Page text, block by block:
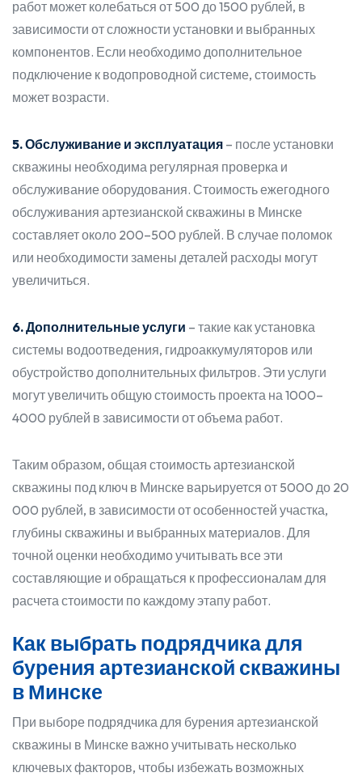
работ может колебаться от 500 до 1500 рублей, в
зависимости от сложности установки и выбранных
компонентов. Если необходимо дополнительное
подключение к водопроводной системе, стоимость
может возрасти.
5. Обслуживание и эксплуатация – после установки
скважины необходима регулярная проверка и
обслуживание оборудования. Стоимость ежегодного
обслуживания артезианской скважины в Минске
составляет около 200–500 рублей. В случае поломок
или необходимости замены деталей расходы могут
увеличиться.
6. Дополнительные услуги – такие как установка
системы водоотведения, гидроаккумуляторов или
обустройство дополнительных фильтров. Эти услуги
могут увеличить общую стоимость проекта на 1000–
4000 рублей в зависимости от объема работ.
Таким образом, общая стоимость артезианской
скважины под ключ в Минске варьируется от 5000 до 20
000 рублей, в зависимости от особенностей участка,
глубины скважины и выбранных материалов. Для
точной оценки необходимо учитывать все эти
составляющие и обращаться к профессионалам для
расчета стоимости по каждому этапу работ.
Как выбрать подрядчика для
бурения артезианской скважины
в Минске
При выборе подрядчика для бурения артезианской
скважины в Минске важно учитывать несколько
ключевых факторов, чтобы избежать возможных